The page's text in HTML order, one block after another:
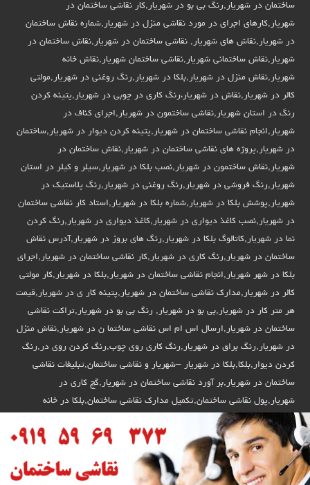
ساختمان در شهریار,رنگ بی بو در شهریار,کار نقاشی ساختمان در
شهریار,کارهای اجرای در مورد نقاشی منزل در شهریار,شماره نقاش ساختمان
در شهریار,نقاش های شهریار, نقاشی ساختمان در شهریار,نقاش ساختمان در
شهریار,نقاش ساختمانی شهریار,نقاشی ساختمان شهریار,نقاش خانه
شهریار,نقاش منزل در شهریار,بلکا در شهریار,رنگ روغنی در شهریار,مولتی
کالر در شهریار,نقاش در شهریار،رنگ کاری در چوبی در شهریار,پتینه کردن
رنگ در استان شهریار,نقاشی ساختمون در شهریار,اجرای کناف در
شهریار,انجام نقاشی ساختمان در شهریار,پتینه کردن دیوار در شهریار,ساختمان
در شهریار,پروژه های نقاشی ساختمان در شهریار,نقاش ساختمان در
شهریار,نقاش ساختمون در شهریار,نصب بلکا در شهریار,سیلر و کیلر در استان
شهریار,رنگ فروشی در شهریار,رنگ روغنی در شهریار,رنگ پلاستیک در
شهریار,پوشش بلکا در شهریار,شماره بلکا در شهریار,استاد کار نقاشی ساختمان
در شهریار,نصب کاغذ دیواری در شهریار,کاغذ دیواری در شهریار,رنگ کردن
نما در شهریار,کاتالوگ بلکا در شهریار,رنگ های بروز در شهریار,آدرس نقاش
ساختمان در شهریار,رنگ کاری در شهریار,کار نقاشی ساختمان در شهریار,اجرای
بلکا در شهر شهریار,انجام نقاشی ساختمان در شهریار,بلکا در شهریار,کار مولتی
کالر در شهریار,مدارک نقاشی ساختمان در شهریار,پتینه کار ی در شهریار,قیمت
هر متر کار در شهریار,بی بو در شهریار, رنگ بی بو در شهریار,تراکت نقاشی
ساختمان در شهریار,ارسال اس ام اس نقاشی ساختما ن در شهریار,نقاش منزل
در شهریار,رنگ براق در شهریار,رنگ کاری روی چوب,رنگ کردن روی در,رنگ
کردن دیوار,بلکا,بلکا در شهریار –شهریار و نقاشی ساختمان,تبلیغات نقاشی
ساختمان در شهریار,بر آورد نقاشی ساختمان در شهریار,گچ کاری در
شهریار,پول نقاشی ساختمان,تکمیل مدارک نقاشی ساختمان,بلکا در خانه
شهریار,نقاش ساختمان در استان شهریار,نقاش ساختمان در استان شهریار,رنگ
کردن ساختمان در شهریار,پتینه ساخمان در استان شهریار,برای نقاش ساختمان
در شهریار,دیوار رنگ کردن در استان شهریار,کنتکس در استان شهریار,نقاشی
ساختمان در استان شهریار –نقاش باشی در استان شهریار,تلفن نقاش ساختمان